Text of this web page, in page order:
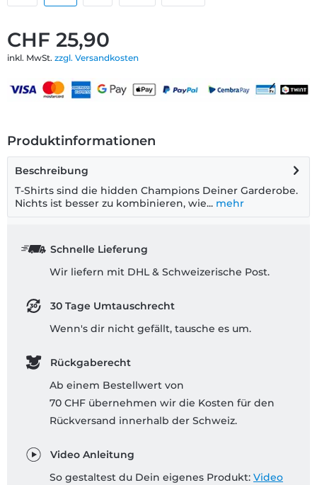
CHF 25,90
inkl. MwSt. zzgl. Versandkosten
Produktinformationen
Beschreibung
T-Shirts sind die hidden Champions Deiner Garderobe.
Nichts ist besser zu kombinieren, wie... mehr
Schnelle Lieferung
Wir liefern mit DHL & Schweizerische Post.
30 Tage Umtauschrecht
Wenn's dir nicht gefällt, tausche es um.
Rückgaberecht
Ab einem Bestellwert von
70 CHF übernehmen wir die Kosten für den
Rückversand innerhalb der Schweiz.
Video Anleitung
So gestaltest du Dein eigenes Produkt: Video